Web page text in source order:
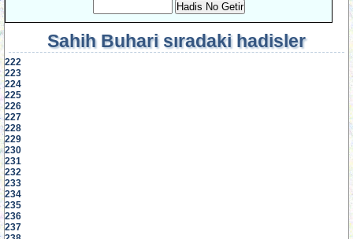
Sahih Buharisıradaki hadisler
222
223
224
225
226
227
228
229
230
231
232
233
234
235
236
237